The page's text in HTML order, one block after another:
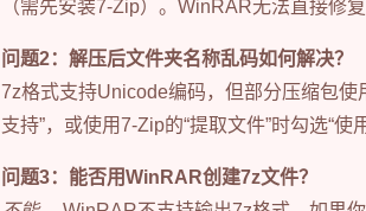
（需先安装7-Zip）。WinRAR无法直接修
问题2：解压后文件夹名称乱码如何解决？
7z格式支持Unicode编码，但部分压缩包
支持”，或使用7-Zip的“提取文件”时勾选“使
问题3：能否用WinRAR创建7z文件？